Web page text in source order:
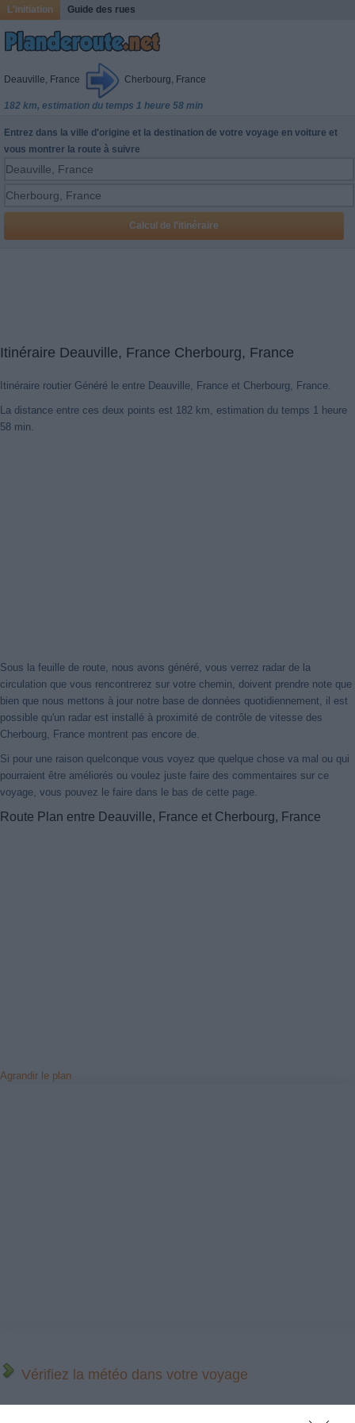
L'initiation Guide des rues
Deauville, France Cherbourg, France
182 km, estimation du temps 1 heure 58 min
Entrez dans la ville d'origine et la destination de votre voyage en voiture et
vous montrer la route à suivre
Itinéraire Deauville, France Cherbourg, France
Itinéraire routier Généré le entre Deauville, France et Cherbourg, France.
La distance entre ces deux points est 182 km, estimation du temps 1 heure
58 min.
Sous la feuille de route, nous avons généré, vous verrez radar de la
circulation que vous rencontrerez sur votre chemin, doivent prendre note que
bien que nous mettons à jour notre base de données quotidiennement, il est
possible qu'un radar est installé à proximité de contrôle de vitesse des
Cherbourg, France montrent pas encore de.
Si pour une raison quelconque vous voyez que quelque chose va mal ou qui
pourraient être améliorés ou voulez juste faire des commentaires sur ce
voyage, vous pouvez le faire dans le bas de cette page.
Route Plan entre Deauville, France et Cherbourg, France
Agrandir le plan
Vérifiez la météo dans votre voyage